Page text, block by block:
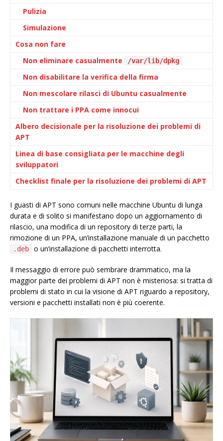
Pulizia
Simulazione
Cosa non fare
Non eliminare casualmente
/var/lib/dpkg
Non disabilitare la verifica della firma
Non mescolare rilasci di Ubuntu casualmente
Non trattare i PPA come innocui
Albero decisionale per la risoluzione dei problemi di
APT
Linea di base consigliata per le macchine degli
sviluppatori
Checklist finale per la risoluzione dei problemi di APT
I guasti di APT sono comuni nelle macchine Ubuntu di lunga
durata e di solito si manifestano dopo un aggiornamento di
rilascio, una modifica di un repository di terze parti, la
rimozione di un PPA, un’installazione manuale di un pacchetto
.deb o un’installazione di pacchetti interrotta.
Il messaggio di errore può sembrare drammatico, ma la
maggior parte dei problemi di APT non è misteriosa: si tratta di
problemi di stato in cui la visione di APT riguardo a repository,
versioni e pacchetti installati non è più coerente.